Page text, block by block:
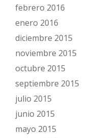
febrero 2016
enero 2016
diciembre 2015
noviembre 2015
octubre 2015
septiembre 2015
julio 2015
junio 2015
mayo 2015